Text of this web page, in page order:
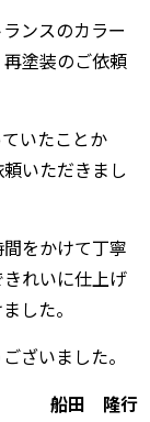
ンスのカラー
塗装のご依頼
いたことか
いただきまし
をかけて丁寧
れいに仕上げ
した。
ざいました。
船田 隆行